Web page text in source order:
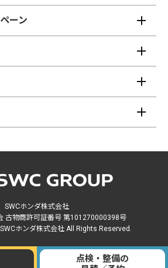
ーン
SWCホンダ株式会社
古物商許可証番号 第101270000398号
ホンダ株式会社 All Rights Reserved.
点検・整備の